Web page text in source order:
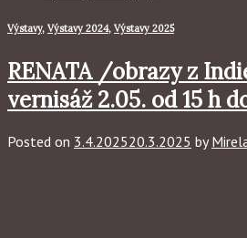
Výstavy, Výstavy 2024, Výstavy 2025
RENATA /obrazy z
vernisáž 2.05. od 15 h
Posted on 3.4.202520.3.2025 by